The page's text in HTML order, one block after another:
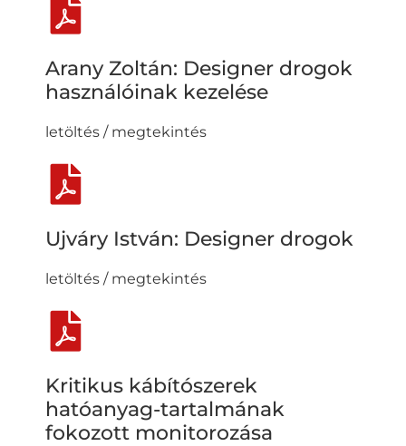
Arany Zoltán: Designer drogok
használóinak kezelése
letöltés / megtekintés
Ujváry István: Designer drogok
letöltés / megtekintés
Kritikus kábítószerek
hatóanyag-tartalmának
fokozott monitorozása